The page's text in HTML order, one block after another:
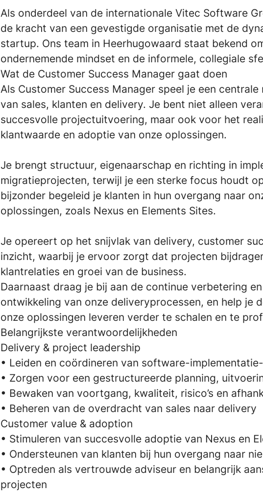
Als onderdeel van de internationale Vitec Software
de kracht van een gevestigde organisatie met de
startup. Ons team in Heerhugowaard staat bekend
ondernemende mindset en de informele, collegiale
Wat de Customer Success Manager gaat doen
Als Customer Success Manager speel je een
van sales, klanten en delivery. Je bent niet alleen
succesvolle projectuitvoering, maar ook voor het
klantwaarde en adoptie van onze oplossingen.
Je brengt structuur, eigenaarschap en richting in
migratieprojecten, terwijl je een sterke focus houdt
bijzonder begeleid je klanten in hun overgang naar
oplossingen, zoals Nexus en Elements Sites.
Je opereert op het snijvlak van delivery, customer
inzicht, waarbij je ervoor zorgt dat projecten
klantrelaties en groei van de business.
Daarnaast draag je bij aan de continue verbetering
ontwikkeling van onze deliveryprocessen, en help je
onze oplossingen leveren verder te schalen en te
Belangrijkste verantwoordelijkheden
Delivery & project leadership
• Leiden en coördineren van software-
• Zorgen voor een gestructureerde planning,
• Bewaken van voortgang, kwaliteit, risico’s en
• Beheren van de overdracht van sales naar delivery
Customer value & adoption
• Stimuleren van succesvolle adoptie van Nexus en
• Ondersteunen van klanten bij hun overgang naar
• Optreden als vertrouwde adviseur en belangrijk
projecten